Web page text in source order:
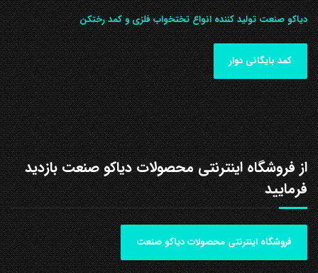
دیاکو صنعت تولید کننده انواع تختخواب فلزی و کمد رختکن
کمد بایگانی دوار
از فروشگاه اینترنتی محصولات دیاکو صنعت بازدید
فرمایید
فروشگاه اینترنتی محصولات دیاکو صنعت